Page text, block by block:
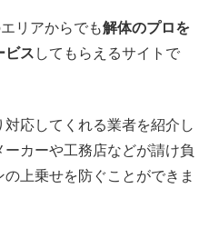
リアからでも解体のプロを
ビス してもらえるサイトで
応してくれる業者を紹介し
カーや工務店などが請け負
上乗せを防ぐことができま